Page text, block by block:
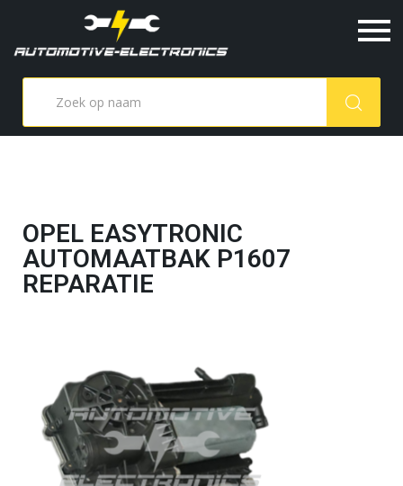
OPEL EASYTRONIC
AUTOMAATBAK P1607
REPARATIE